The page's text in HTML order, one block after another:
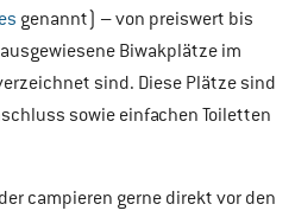
genannt) – von preiswert bis
Biwakplätze im
sind. Diese Plätze sind
sowie einfachen Toiletten
campieren gerne direkt vor den